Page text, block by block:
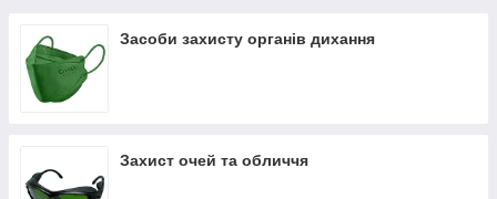
Засоби захисту органів дихання
Захист очей та обличчя